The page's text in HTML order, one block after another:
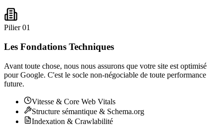
Pilier01
Les Fondations Techniques
Avant toute chose, nous nous assurons que votre site est optimisé
pour Google. C'est le socle non-négociable de toute performance
future.
Vitesse & Core Web Vitals
Structure sémantique & Schema.org
Indexation & Crawlabilité